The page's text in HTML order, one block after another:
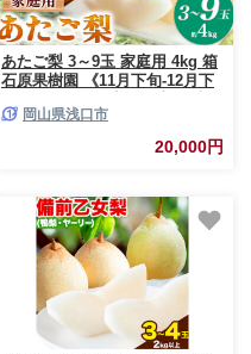
あたご梨 3～9玉 家庭用 4kg 箱
石原果樹園 《11月下旬-12月下
市 梨 なし 果物 フルーツ くだ
岡山県浅口市
20,000円